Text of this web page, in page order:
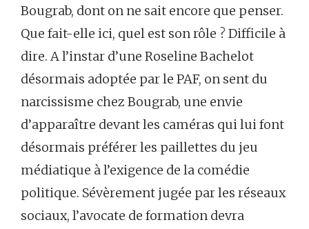
Bougrab, dont on ne sait encore que penser.
Que fait-elle ici, quel est son rôle ? Difficile à
dire. A l’instar d’une Roseline Bachelot
désormais adoptée par le PAF, on sent du
narcissisme chez Bougrab, une envie
d’apparaître devant les caméras qui lui font
désormais préférer les paillettes du jeu
médiatique à l’exigence de la comédie
politique. Sévèrement jugée par les réseaux
sociaux, l’avocate de formation devra